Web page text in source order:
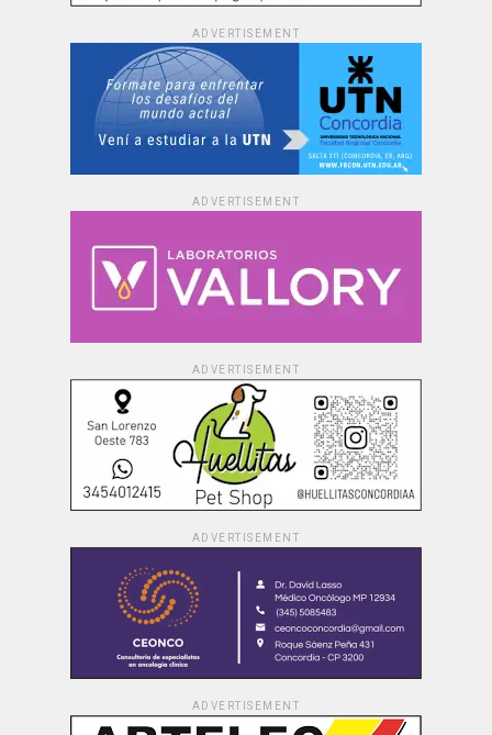
ADVERTISEMENT
ADVERTISEMENT
ADVERTISEMENT
ADVERTISEMENT
ADVERTISEMENT